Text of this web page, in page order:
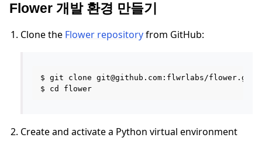
Flower 개발 환경 만들기
Clone the Flower repositoryfrom GitHub:
$ git clone git@github.com:flwrlabs/flower.git
Create and activate a Python virtual environment